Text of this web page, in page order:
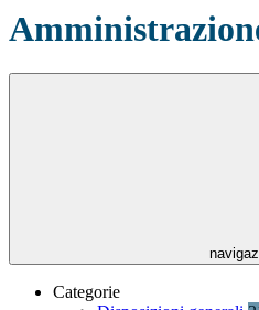
Categorie